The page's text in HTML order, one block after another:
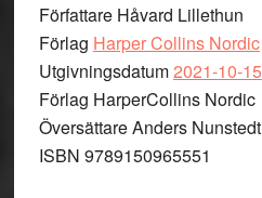
Författare Håvard Lillethun
Förlag Harper Collins Nordic
Utgivningsdatum2021-10-15
Förlag HarperCollins Nordic
Översättare Anders Nunstedt
ISBN 9789150965551